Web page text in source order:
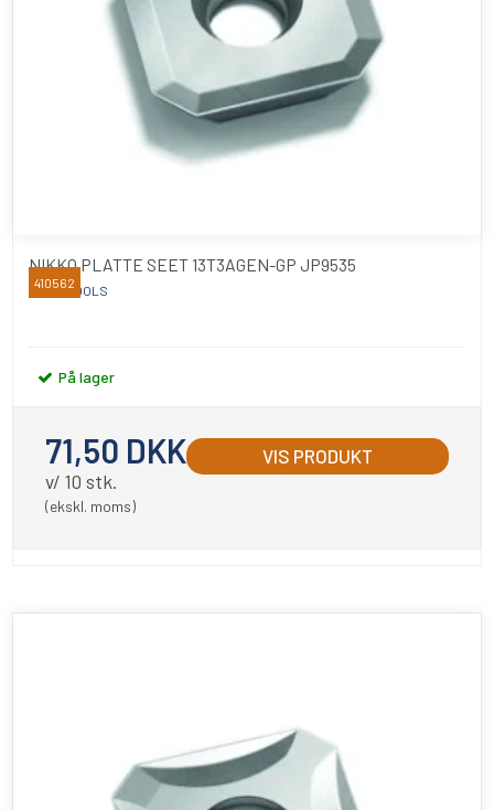
NIKKO PLATTE SEET 13T3AGEN-GP JP9535
NIKKO TOOLS
410562
På lager
71,50 DKK
v/ 10 stk.
(ekskl. moms)
VIS PRODUKT